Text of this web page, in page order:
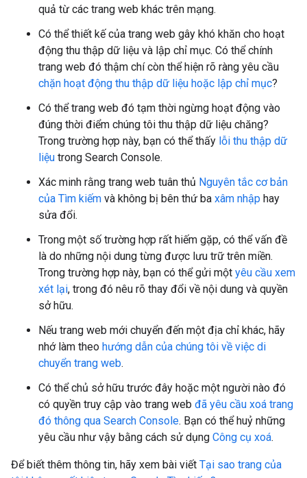
quả từ các trang web khác trên mạng.
Có thể thiết kế của trang web gây khó khăn cho hoạt
động thu thập dữ liệu và lập chỉ mục. Có thể chính
trang web đó thậm chí còn thể hiện rõ ràng yêu cầu
chặn hoạt động thu thập dữ liệu hoặc lập chỉ mục?
Có thể trang web đó tạm thời ngừng hoạt động vào
đúng thời điểm chúng tôi thu thập dữ liệu chăng?
Trong trường hợp này, bạn có thể thấy lỗi thu thập dữ
liệu trong Search Console.
Xác minh rằng trang web tuân thủ Nguyên tắc cơ bản
của Tìm kiếm và không bị bên thứ ba xâm nhập hay
sửa đổi.
Trong một số trường hợp rất hiếm gặp, có thể vấn đề
là do những nội dung từng được lưu trữ trên miền.
Trong trường hợp này, bạn có thể gửi một yêu cầu xem
xét lại, trong đó nêu rõ thay đổi về nội dung và quyền
sở hữu.
Nếu trang web mới chuyển đến một địa chỉ khác, hãy
nhớ làm theo hướng dẫn của chúng tôi về việc di
chuyển trang web.
Có thể chủ sở hữu trước đây hoặc một người nào đó
có quyền truy cập vào trang web đã yêu cầu xoá trang
đó thông qua Search Console. Bạn có thể huỷ những
yêu cầu như vậy bằng cách sử dụng Công cụ xoá.
Để biết thêm thông tin, hãy xem bài viết Tại sao trang của